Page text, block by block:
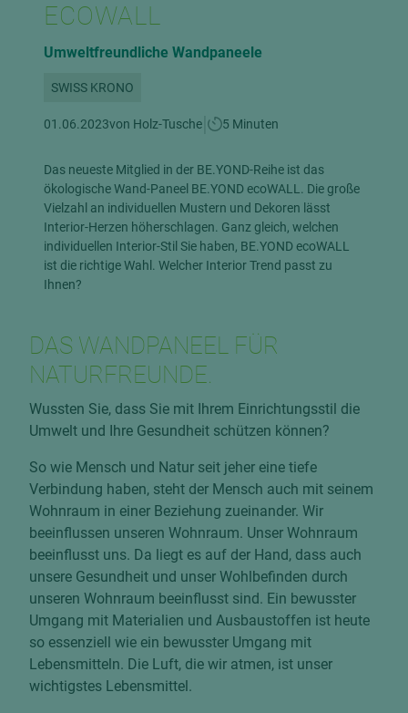
ECOWALL
Umweltfreundliche Wandpaneele
SWISS KRONO
01.06.2023von Holz-Tusche 5 Minuten
Das neueste Mitglied in der BE.YOND-Reihe ist das
ökologische Wand-Paneel BE.YOND ecoWALL. Die große
Vielzahl an individuellen Mustern und Dekoren lässt
Interior-Herzen höherschlagen. Ganz gleich, welchen
individuellen Interior-Stil Sie haben, BE.YOND ecoWALL
ist die richtige Wahl. Welcher Interior Trend passt zu
Ihnen?
DAS WANDPANEEL FÜR
NATURFREUNDE.
Wussten Sie, dass Sie mit Ihrem Einrichtungsstil die
Umwelt und Ihre Gesundheit schützen können?
So wie Mensch und Natur seit jeher eine tiefe
Verbindung haben, steht der Mensch auch mit seinem
Wohnraum in einer Beziehung zueinander. Wir
beeinflussen unseren Wohnraum. Unser Wohnraum
beeinflusst uns. Da liegt es auf der Hand, dass auch
unsere Gesundheit und unser Wohlbefinden durch
unseren Wohnraum beeinflusst sind. Ein bewusster
Umgang mit Materialien und Ausbaustoffen ist heute
so essenziell wie ein bewusster Umgang mit
Lebensmitteln. Die Luft, die wir atmen, ist unser
wichtigstes Lebensmittel.